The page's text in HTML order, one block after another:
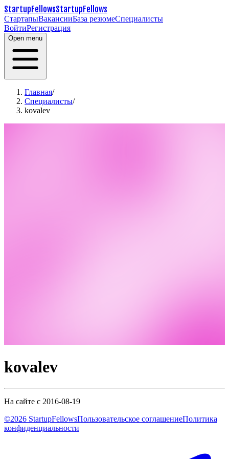
StartupFellowsStartupFellows
СтартапыВакансииБаза резюмеСпециалисты
ВойтиРегистрация
Open menu
Главная/
Специалисты/
kovalev
kovalev
На сайте с 2016-08-19
©2026 StartupFellowsПользовательское соглашениеПолитика
конфиденциальности